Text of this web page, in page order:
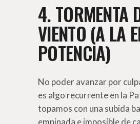
4. TORMENTA
VIENTO (A LA
POTENCIA)
No poder avanzar por
es algo recurrente en la
topamos con una subida
empinada e imposible de